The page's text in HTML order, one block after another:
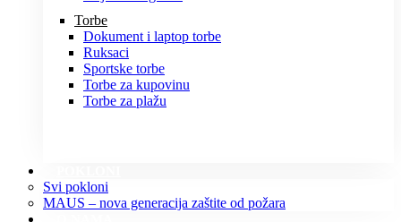
Torbe
Dokument i laptop torbe
Ruksaci
Sportske torbe
Torbe za kupovinu
Torbe za plažu
Svi pokloni
MAUS – nova generacija zaštite od požara